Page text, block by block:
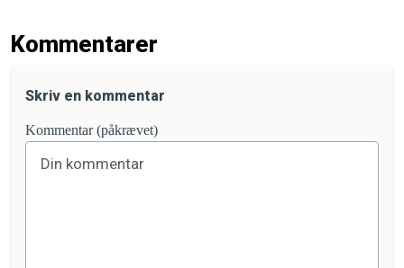
Kommentarer
Skriv en kommentar
Kommentar (påkrævet)